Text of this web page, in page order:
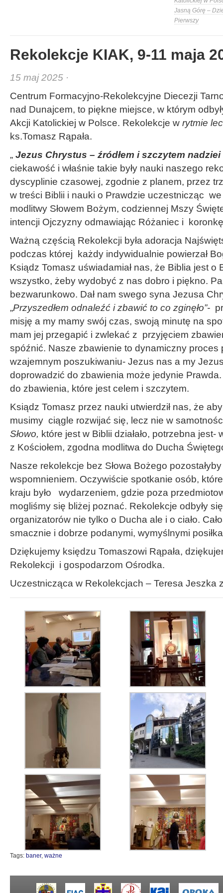
Jasną Górę –
Pierwszy
Rekolekcje KIAK, 9-11 maja
15 maj 2025 ·
Centrum Formacyjno-Rekolekcyjne Diecezji
nad Dunajcem, to piękne miejsce, w którym
Akcji Katolickiej w Polsce. Rekolekcje w rytmie
ks.Tomasz Rąpała.
„ Jezus Chrystus – źródłem i szczytem nadziei
ciekawość i właśnie takie były nauki naszego
dyscyplinie czasowej, zgodnie z planem, przez
w treści Biblii i nauki o Prawdzie uczestnicząc
modlitwy Słowem Bożym, codziennej Mszy
intencji Ojczyzny odmawiając Różaniec i
Ważną częścią Rekolekcji była adoracja
podczas której każdy indywidualnie powierzał
Ksiądz Tomasz uświadamiał nas, że Biblia jest o
wszystko, żeby wydobyć z nas dobro i piękno.
bezwarunkowo. Dał nam swego syna Jezusa
„Przyszedłem odnaleźć i zbawić to co zginęło”-
misję a my mamy swój czas, swoją minutę na
mam jej przegapić i zwlekać z przyjęciem
spóźnić. Nasze zbawienie to dynamiczny proces
wzajemnym poszukiwaniu- Jezus nas a my
doprowadzić do zbawienia może jedynie
do zbawienia, które jest celem i szczytem.
Ksiądz Tomasz przez nauki utwierdził nas, że
musimy ciągle rozwijać się, lecz nie w
Słowo, które jest w Biblii działało, potrzebna
z Kościołem, zgodna modlitwa do Ducha
Nasze rekolekcje bez Słowa Bożego
wspomnieniem. Oczywiście spotkanie osób,
kraju było wydarzeniem, gdzie poza
mogliśmy się bliżej poznać. Rekolekcje odbyły
organizatorów nie tylko o Ducha ale i o ciało.
smacznie i dobrze podanymi, wymyślnymi
Dziękujemy księdzu Tomaszowi Rąpała,
Rekolekcji i gospodarzom Ośrodka.
Uczestnicząca w Rekolekcjach – Teresa Jeszka
Tags: baner, ważne